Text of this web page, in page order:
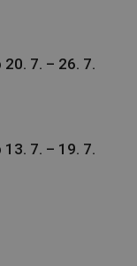
7. – 26. 7.
7. – 19. 7.